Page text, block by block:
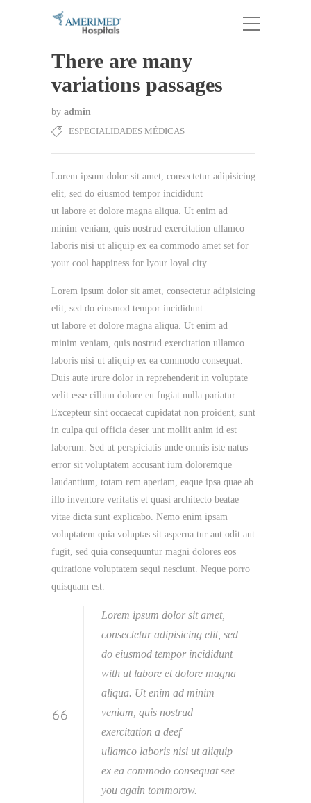
There are many
variations passages
by admin
ESPECIALIDADES MÉDICAS
Lorem ipsum dolor sit amet, consectetur adipisicing
elit, sed do eiusmod tempor incididunt
ut labore et dolore magna aliqua. Ut enim ad
minim veniam, quis nostrud exercitation ullamco
laboris nisi ut aliquip ex ea commodo amet set for
your cool happiness for lyour loyal city.
Lorem ipsum dolor sit amet, consectetur adipisicing
elit, sed do eiusmod tempor incididunt
ut labore et dolore magna aliqua. Ut enim ad
minim veniam, quis nostrud exercitation ullamco
laboris nisi ut aliquip ex ea commodo consequat.
Duis aute irure dolor in reprehenderit in voluptate
velit esse cillum dolore eu fugiat nulla pariatur.
Excepteur sint occaecat cupidatat non proident, sunt
in culpa qui officia deser unt mollit anim id est
laborum. Sed ut perspiciatis unde omnis iste natus
error sit voluptatem accusant ium doloremque
laudantium, totam rem aperiam, eaque ipsa quae ab
illo inventore veritatis et quasi architecto beatae
vitae dicta sunt explicabo. Nemo enim ipsam
voluptatem quia voluptas sit asperna tur aut odit aut
fugit, sed quia consequuntur magni dolores eos
quiratione voluptatem sequi nesciunt. Neque porro
quisquam est.
Lorem ipsum dolor sit amet,
consectetur adipisicing elit, sed
do eiusmod tempor incididunt
with ut labore et dolore magna
aliqua. Ut enim ad minim
veniam, quis nostrud
exercitation a deef
ullamco laboris nisi ut aliquip
ex ea commodo consequat see
you again tommorow.